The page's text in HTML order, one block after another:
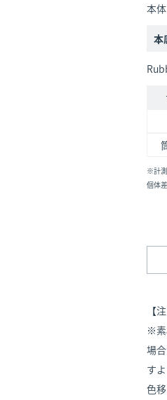
本
本
※計測
個体
【
※素
場
す
色